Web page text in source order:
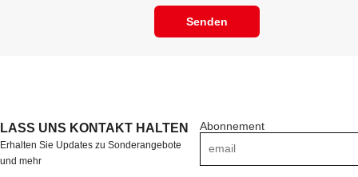
Senden
LASS UNS KONTAKT HALTEN
Erhalten Sie Updates zu Sonderangebote
und mehr
Abonnement